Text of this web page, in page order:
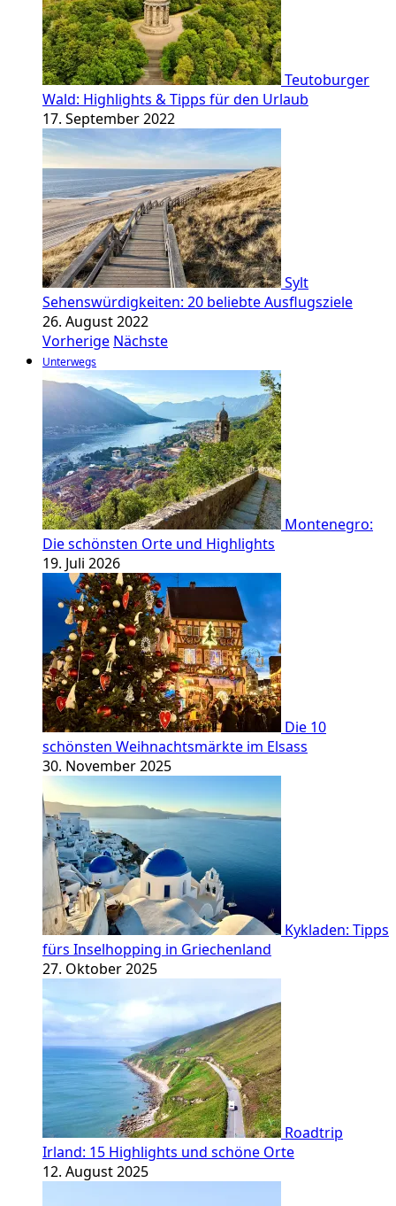
Teutoburger
Wald: Highlights & Tipps für den Urlaub
17. September 2022
Sylt
Sehenswürdigkeiten: 20 beliebte Ausflugsziele
26. August 2022
Vorherige Nächste
Unterwegs
Montenegro:
Die schönsten Orte und Highlights
19. Juli 2026
Die 10
schönsten Weihnachtsmärkte im Elsass
30. November 2025
Kykladen: Tipps
fürs Inselhopping in Griechenland
27. Oktober 2025
Roadtrip
Irland: 15 Highlights und schöne Orte
12. August 2025